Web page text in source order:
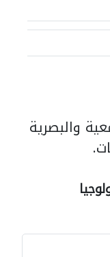
والبصرية